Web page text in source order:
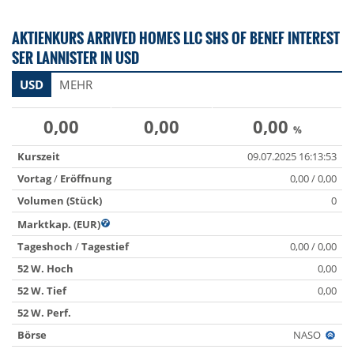
AKTIENKURS ARRIVED HOMES LLC SHS OF BENEF INTEREST
SER LANNISTER IN USD
USD MEHR
0,00 0,00 0,00 %
Kurszeit
09.07.2025 16:13:53
Vortag/ Eröffnung
0,00 / 0,00
Volumen (Stück)
0
Marktkap. (EUR)
Tageshoch /Tagestief
0,00 / 0,00
52 W. Hoch
0,00
52 W. Tief
0,00
52 W. Perf.
Börse
NASO